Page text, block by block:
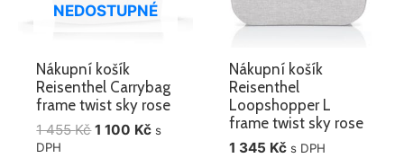
NEDOSTUPNÉ
Nákupní košík
Reisenthel Carrybag
frame twist sky rose
1 455Kč 1 100 Kč s
DPH
Nákupní košík
Reisenthel
Loopshopper L
frame twist sky rose
1 345 Kč s DPH